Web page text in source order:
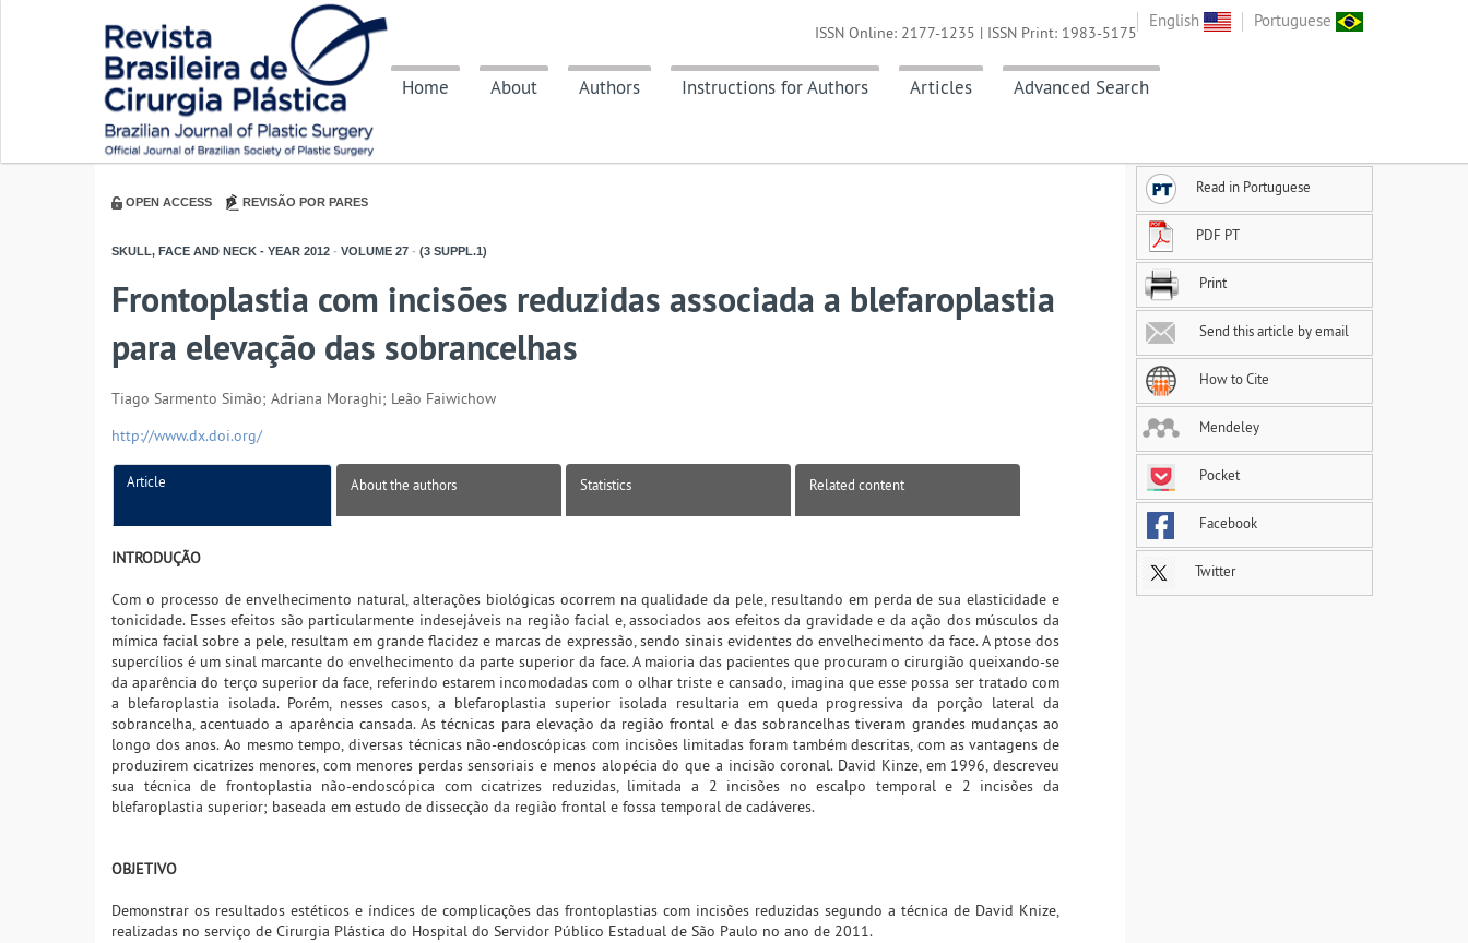
English Portuguese
Home About Authors Instructions for Authors Articles Advanced Search
ISSN Online: 2177-1235 | ISSN Print: 1983-5175
OPEN ACCESS REVISÃO POR PARES
SKULL, FACE AND NECK - YEAR 2012 - VOLUME 27 - (3 SUPPL.1)
Frontoplastia com incisões reduzidas associada a blefaroplastia
para elevação das sobrancelhas
Tiago Sarmento Simão; Adriana Moraghi; Leão Faiwichow
http://www.dx.doi.org/
Article About the authors Statistics Related content
INTRODUÇÃO
Com o processo de envelhecimento natural, alterações biológicas ocorrem na qualidade da pele, resultando em perda de sua elasticidade e
tonicidade. Esses efeitos são particularmente indesejáveis na região facial e, associados aos efeitos da gravidade e da ação dos músculos da
mímica facial sobre a pele, resultam em grande flacidez e marcas de expressão, sendo sinais evidentes do envelhecimento da face. A ptose dos
supercílios é um sinal marcante do envelhecimento da parte superior da face. A maioria das pacientes que procuram o cirurgião queixando-se
da aparência do terço superior da face, referindo estarem incomodadas com o olhar triste e cansado, imagina que esse possa ser tratado com
a blefaroplastia isolada. Porém, nesses casos, a blefaroplastia superior isolada resultaria em queda progressiva da porção lateral da
sobrancelha, acentuado a aparência cansada. As técnicas para elevação da região frontal e das sobrancelhas tiveram grandes mudanças ao
longo dos anos. Ao mesmo tempo, diversas técnicas não-endoscópicas com incisões limitadas foram também descritas, com as vantagens de
produzirem cicatrizes menores, com menores perdas sensoriais e menos alopécia do que a incisão coronal. David Kinze, em 1996, descreveu
sua técnica de frontoplastia não-endoscópica com cicatrizes reduzidas, limitada a 2 incisões no escalpo temporal e 2 incisões da
blefaroplastia superior; baseada em estudo de dissecção da região frontal e fossa temporal de cadáveres.
OBJETIVO
Demonstrar os resultados estéticos e índices de complicações das frontoplastias com incisões reduzidas segundo a técnica de David Knize,
realizadas no serviço de Cirurgia Plástica do Hospital do Servidor Público Estadual de São Paulo no ano de 2011.
Read in Portuguese
PDF PT
Print
Send this article by email
How to Cite
Mendeley
Pocket
Facebook
Twitter